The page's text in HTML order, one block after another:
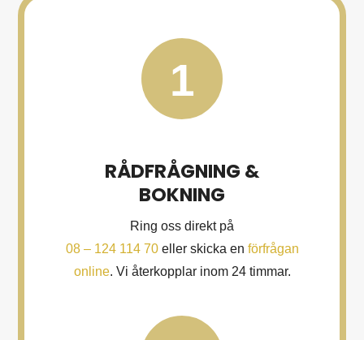
1
RÅDFRÅGNING &
BOKNING
Ring oss direkt på
08 – 124 114 70eller skicka en förfrågan
online. Vi återkopplar inom 24 timmar.